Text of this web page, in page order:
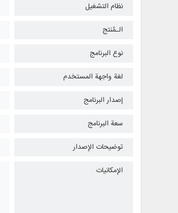
نظام التشغیل
الـمُنتج
نوع البرنامج
لغة واجهة المستخدم
إصدار البرنامج
سعة البرنامج
توضيحات الإصدار
الإمكانيات